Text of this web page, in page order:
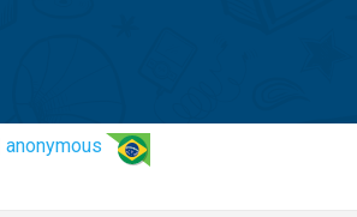
anonymous